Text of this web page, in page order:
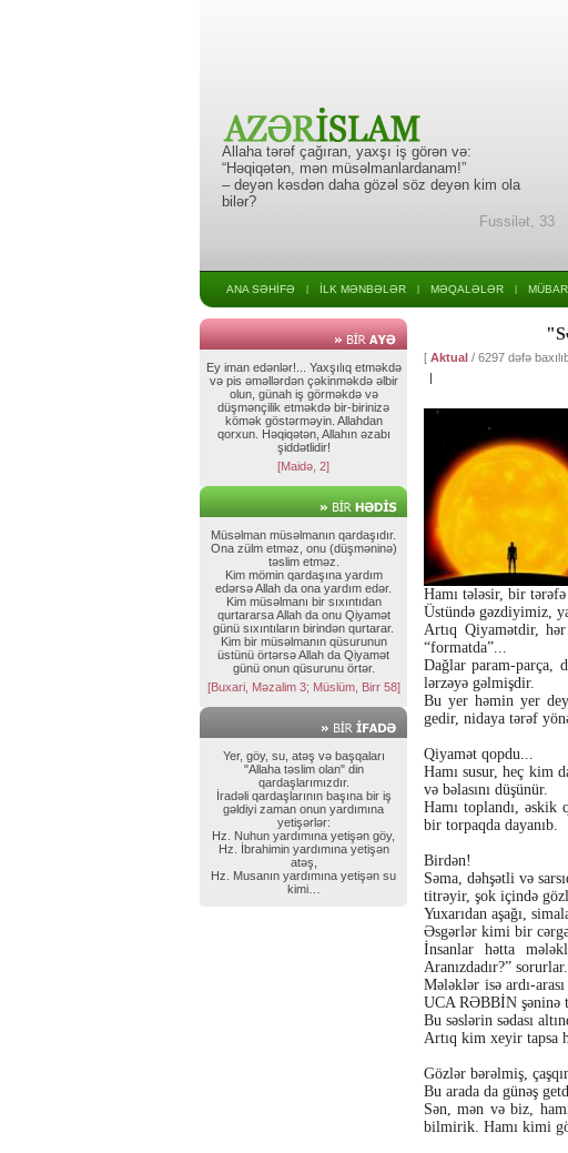
Allaha tərəf çağıran, yaxşı iş görən və:
“Həqiqətən, mən müsəlmanlardanam!”
– deyən kəsdən daha gözəl söz deyən kim ola
bilər?
Fussilət, 33
ANA SƏHİFƏ İLK MƏNBƏLƏR MƏQALƏLƏR
Ey iman edənlər!... Yaxşılıq etməkdə
və pis əməllərdən çəkinməkdə əlbir
olun, günah iş görməkdə və
düşmənçilik etməkdə bir-birinizə
kömək göstərməyin. Allahdan
qorxun. Həqiqətən, Allahın əzabı
şiddətlidir!
[Maidə, 2]
Müsəlman müsəlmanın qardaşıdır.
Ona zülm etməz, onu (düşməninə)
təslim etməz.
Kim mömin qardaşına yardım
edərsə Allah da ona yardım edər.
Kim müsəlmanı bir sıxıntıdan
qurtararsa Allah da onu Qiyamət
günü sıxıntıların birindən qurtarar.
Kim bir müsəlmanın qüsurunun
üstünü örtərsə Allah da Qiyamət
günü onun qüsurunu örtər.
[Buxari, Məzalim 3; Müslüm, Birr 58]
Yer, göy, su, atəş və başqaları
"Allaha təslim olan" din
qardaşlarımızdır.
İradəli qardaşlarının başına bir iş
gəldiyi zaman onun yardımına
yetişərlər:
Hz. Nuhun yardımına yetişən göy,
Hz. İbrahimin yardımına yetişən
atəş,
Hz. Musanın yardımına yetişən su
kimi…
[ Aktual / 6297 dəfə
|
Hamı tələsir, bir
Üstündə gəzdiyimiz,
Artıq Qiyamətdir,
“formatda”...
Dağlar param-parça,
lərzəyə gəlmişdir.
Bu yer həmin yer
gedir, nidaya tərəf
Qiyamət qopdu...
Hamı susur, heç kim
və bəlasını düşünür.
Hamı toplandı, əskik
bir torpaqda dayanıb.
Birdən!
Səma, dəhşətli və
titrəyir, şok içində
Yuxarıdan aşağı,
Əsgərlər kimi bir
İnsanlar hətta
Aranızdadır?” sorurlar.
Mələklər isə ardı-
UCA RƏBBİN şəninə
Bu səslərin sədası
Artıq kim xeyir tapsa
Gözlər bərəlmiş,
Bu arada da günəş
Sən, mən və biz,
bilmirik. Hamı kimi